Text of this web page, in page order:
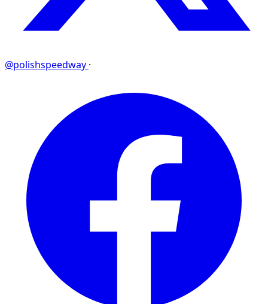
@polishspeedway ·